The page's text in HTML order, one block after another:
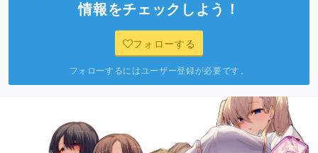
情報をチェックしよう！
フォローする
フォローするにはユーザー登録が必要です。